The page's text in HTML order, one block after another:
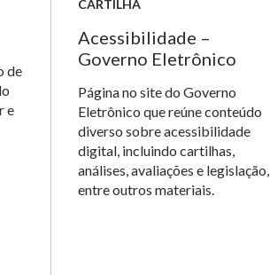
de
e
CARTILHA
Acessibilidade –
Governo Eletrônico
Página no site do Governo
Eletrônico que reúne conteúdo
diverso sobre acessibilidade
digital, incluindo cartilhas,
análises, avaliações e legislação,
entre outros materiais.